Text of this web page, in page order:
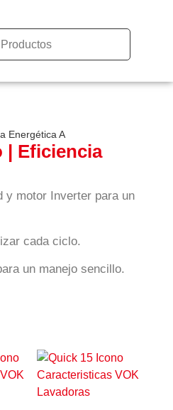
Energética A
| Eficiencia
y motor Inverter para un
cada ciclo.
un manejo sencillo.